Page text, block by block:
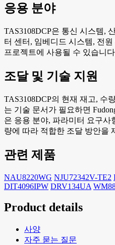
응용 분야
TAS3108DCP은 통신 시스템,
터 센터, 임베디드 시스템, 전
프로젝트에 사용될 수 있습니
조달 및 기술 지원
TAS3108DCP의 현재 재고, 수
는 기술 문서가 필요하면
은 응용 분야, 파라미터 요구사
량에 따라 적합한 조달 방안을
관련 제품
NAU8220WG NJU72342V-TE2
DIT4096IPW DRV134UA
Product details
사양
자주 묻는 질문